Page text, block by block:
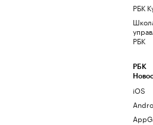
РБК
РБК
РБК
iOS